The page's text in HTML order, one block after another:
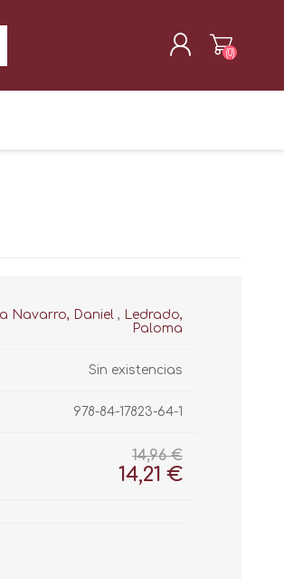
(0)
Navarro, Daniel ,
Ledrado,
Paloma
Sin existencias
978-84-17823-64-1
14,96 €
14,21 €